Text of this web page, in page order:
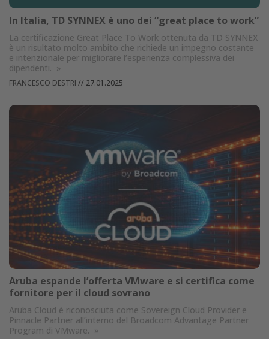
In Italia, TD SYNNEX è uno dei “great place to work”
La certificazione Great Place To Work ottenuta da TD SYNNEX
è un risultato molto ambito che richiede un impegno costante
e intenzionale per migliorare l’esperienza complessiva dei
dipendenti. »
FRANCESCO DESTRI // 27.01.2025
Aruba espande l’offerta VMware e si certifica come
fornitore per il cloud sovrano
Aruba Cloud è riconosciuta come Sovereign Cloud Provider e
Pinnacle Partner all’interno del Broadcom Advantage Partner
Program di VMware. »